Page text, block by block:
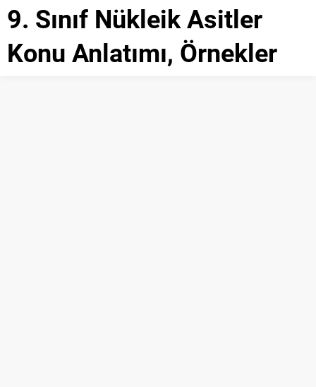
9. Sınıf Nükleik Asitler
Konu Anlatımı, Örnekler